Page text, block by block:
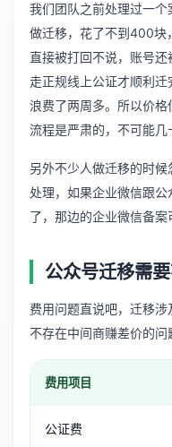
我们团队之前处理过一
做迁移，花了不到400块
直接被打回不说，账号
走正规线上公证才顺利
浪费了两周多。所以价
流程是严肃的，不可能几
另外不少人做迁移的时候
处理，如果企业微信跟
了，那边的企业微信备案
公众号迁移需要
费用问题直说吧，迁移涉
不存在中间商赚差价的问
费用项目
公证费